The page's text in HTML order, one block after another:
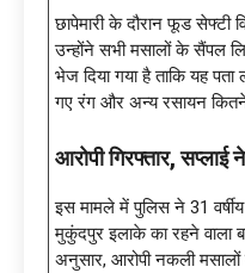
छापेमारी के दौरान फूड सेफ्टी
उन्होंने सभी मसालों के सैंपल
भेज दिया गया है ताकि यह
गए रंग और अन्य रसायन
आरोपी गिरफ्तार, सप्लाई
इस मामले में पुलिस ने 31
मुकुंदपुर इलाके का रहने वाला
अनुसार, आरोपी नकली मसालों